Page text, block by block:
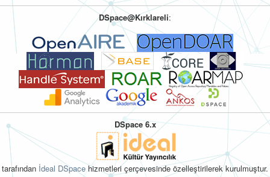
DSpace@Kırklareli:
DSpace 6.x
tarafından İdeal DSpacehizmetleri çerçevesinde özelleştirilerek kurulmuştur.